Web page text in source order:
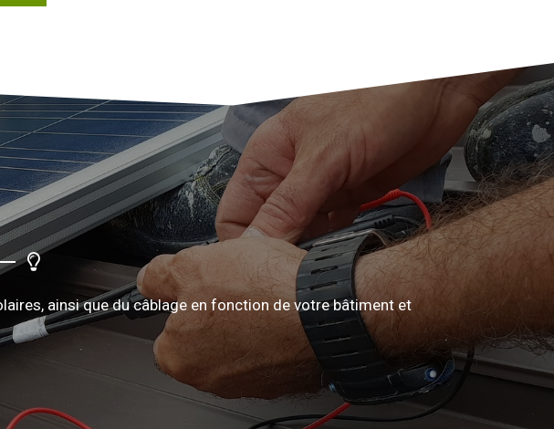
ainsi que du câblage en fonction de votre bâtiment et